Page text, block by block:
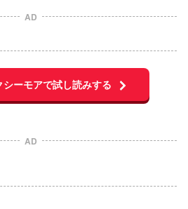
AD
ーモアで試し読みする
AD